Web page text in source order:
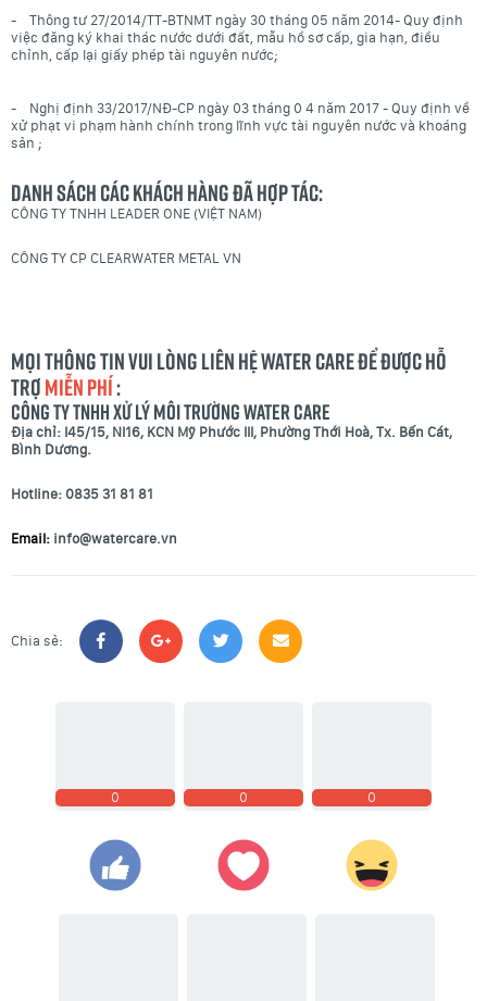
- Thông tư 27/2014/TT-BTNMT ngày 30 tháng 05 năm 2014- Quy định
việc đăng ký khai thác nước dưới đất, mẫu hồ sơ cấp, gia hạn, điều
chỉnh, cấp lại giấy phép tài nguyên nước;
- Nghị định 33/2017/NĐ-CP ngày 03 tháng 0 4 năm 2017 - Quy định về
xử phạt vi phạm hành chính trong lĩnh vực tài nguyên nước và khoáng
sản ;
Danh sách các khách hàng đã hợp tác:
CÔNG TY TNHH LEADER ONE (VIỆT NAM)
CÔNG TY CP CLEARWATER METAL VN
Mọi thông tin vui lòng liên hệ Water Care để được hỗ
trợMIỄN PHÍ:
CÔNG TY TNHH XỬ LÝ MÔI TRƯỜNG WATER CARE
Địa chỉ: I45/15, NI16, KCN Mỹ Phước III, Phường Thới Hoà, Tx. Bến Cát,
Bình Dương.
Hotline: 0835 31 81 81
Email: info@watercare.vn
Chia sẻ:
0 0 0